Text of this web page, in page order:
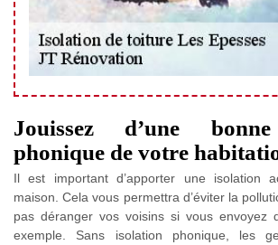
Jouissez d’une
phonique de votre
Il est important d’apporter une isolation
maison. Cela vous permettra d’éviter la
pas déranger vos voisins si vous envoyez
exemple. Sans isolation phonique, les